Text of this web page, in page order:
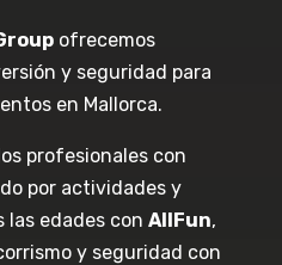
ofrecemos
y seguridad para
en Mallorca.
profesionales con
por actividades y
las edades conAllFun,
y seguridad con